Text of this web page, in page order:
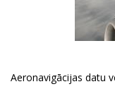
Aeronavigācijas datu